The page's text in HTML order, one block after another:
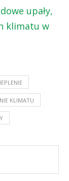
upały,
klimatu w
KLIMATU